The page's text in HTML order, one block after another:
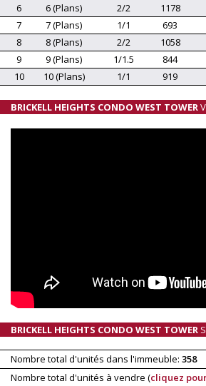
6
6 (Plans) 2/2 1178
7
7 (Plans) 1/1 693
8
8 (Plans) 2/2 1058
9
9 (Plans) 1/1.5 844
10
10 (Plans) 1/1 919
BRICKELL HEIGHTS CONDO WEST TOWER
BRICKELL HEIGHTS CONDO WEST TOWER
Nombre total d'unités dans l'immeuble: 358
Nombre total d'unités à vendre (cliquez